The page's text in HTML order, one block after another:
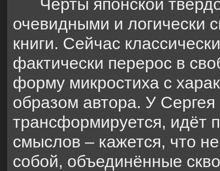
Черты японской
очевидными и
книги. Сейчас
фактически перерос в
форму микростиха с
образом автора. У
трансформируется, идёт
смыслов – кажется, что
собой, объединённые